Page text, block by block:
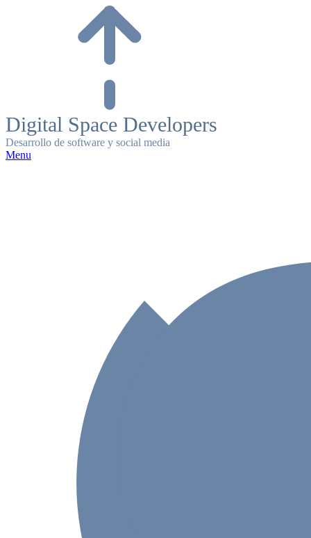
Digital Space Developers
Desarrollo de software y social media
Menu